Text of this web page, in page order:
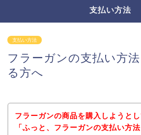
支払い方法
支払い方法
フラーガンの支払い方
る方へ
フラーガンの商品を購入しようとし
「ふっと、フラーガンの支払い方